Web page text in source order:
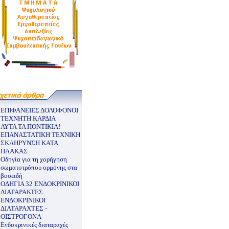
ΕΠΙΦΑΝΕΙΕΣ ΔΟΛΟΦΟΝΟΙ
ΤΕΧΝΗΤΗ ΚΑΡΔΙΑ
ΑΥΤΑ ΤΑ ΠΟΝΤΙΚΙΑ!
ΕΠΑΝΑΣΤΑΤΙΚΗ ΤΕΧΝΙΚΗ
ΣΚΛΗΡΥΝΣΗ ΚΑΤΑ
ΠΛΑΚΑΣ
Οδηγία για τη χορήγηση
σωματοτρόπου ορμόνης στα
βοοειδή
ΟΔΗΓΙΑ 32 ΕΝΔΟΚΡΙΝΙΚΟΙ
ΔΙΑΤΑΡΑΚΤΕΣ
ΕΝΔΟΚΡΙΝΙΚΟΙ
ΔΙΑΤΑΡΑΧΤΕΣ -
ΟΙΣΤΡΟΓΟΝΑ
Ενδοκρινικές διαταραχές